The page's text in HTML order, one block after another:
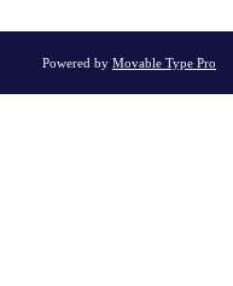
Powered by Movable Type Pro